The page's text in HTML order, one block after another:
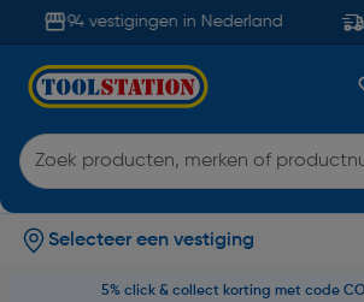
94 vestigingen in Nederland
Selecteer een vestiging
5% click & collect korting met code